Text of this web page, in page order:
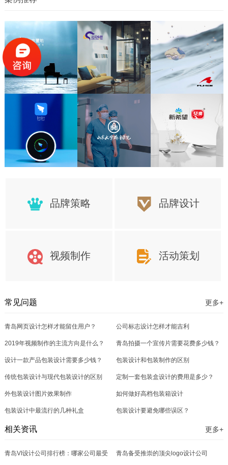
品牌策略 品牌设计
视频制作 活动策划
常见问题 更多+
青岛网页设计怎样才能留住用户？ 公司标志设计怎样才能吉利
2019年视频制作的主流方向是什么？ 青岛拍摄一个宣传片需要花费多少钱？
设计一款产品包装设计需要多少钱？ 包装设计和包装制作的区别
传统包装设计与现代包装设计的区别 定制一套包装盒设计的费用是多少？
外包装设计图片效果制作 如何做好高档包装箱设计
包装设计中最流行的几种礼盒 包装设计要避免哪些误区？
相关资讯 更多+
青岛VI设计公司排行榜：哪家公司最受 青岛备受推崇的顶尖logo设计公司